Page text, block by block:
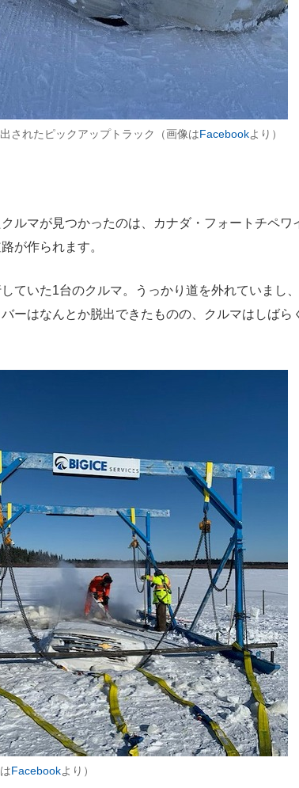
されたピックアップトラック（画像はFacebookより）
ルマが見つかったのは、カナダ・フォートチペワ
が作られます。
ていた1台のクルマ。うっかり道を外れていまし
ーはなんとか脱出できたものの、クルマはしばら
Facebookより）